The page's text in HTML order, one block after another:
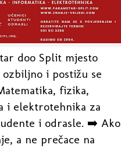
doo Split mjesto
ozbiljno i postižu se
fizika,
i elektrotehnika za
i odrasle. ➡️ Ako
a ne prečace na